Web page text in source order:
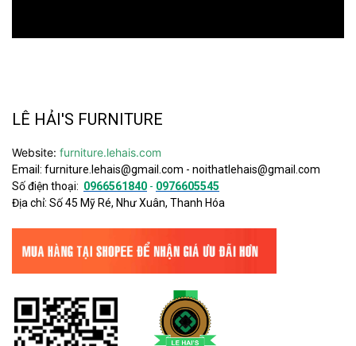
LÊ HẢI'S FURNITURE
Website: furniture.lehais.com
Email: furniture.lehais@gmail.com - noithatlehais@gmail.com
Số điện thoại: 0966561840 - 0976605545
Địa chỉ: Số 45 Mỹ Ré, Như Xuân, Thanh Hóa